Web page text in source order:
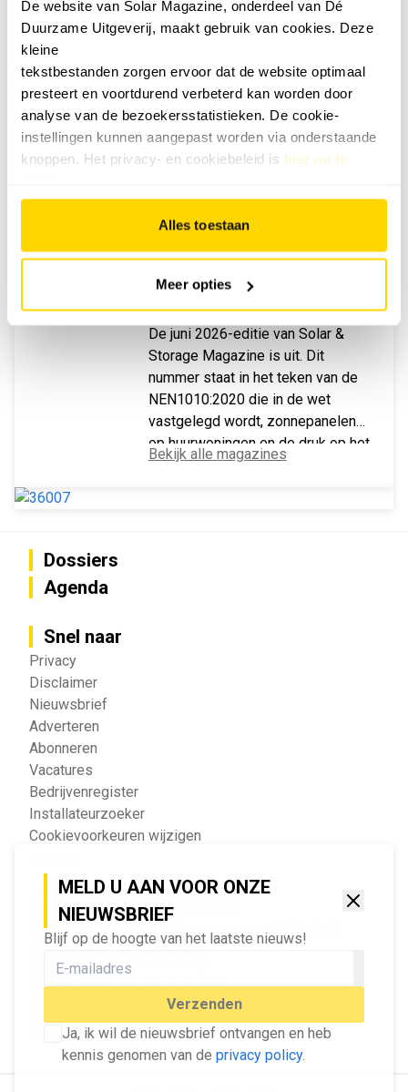
De website van Solar Magazine, onderdeel van Dé
Duurzame Uitgeverij, maakt gebruik van cookies. Deze
kleine
tekstbestanden zorgen ervoor dat de website optimaal
presteert en voortdurend verbeterd kan worden door
analyse van de bezoekersstatistieken. De cookie-
instellingen kunnen aangepast worden via onderstaande
knoppen. Het privacy- en cookiebeleid is hier na te
Alles toestaan
Meer opties
MELD U AAN VOOR ONZE
NIEUWSBRIEF
Blijf op de hoogte van het laatste nieuws!
Verzenden
Ja, ik wil de nieuwsbrief ontvangen en heb
kennis genomen van de privacy policy.
Verzenden
MEEST GELEZEN
VACATURES
NU IN HET TIJDSCHRIFT
De juni 2026-editie van Solar &
Storage Magazine is uit. Dit
nummer staat in het teken van de
NEN1010:2020 die in de wet
vastgelegd wordt, zonnepanelen
op huurwoningen en de druk op het
Vlaamse stroomnet.
Bekijk alle magazines
Dossiers
Agenda
Snel naar
Privacy
Disclaimer
Nieuwsbrief
Adverteren
Abonneren
Vacatures
Bedrijvenregister
Installateurzoeker
Cookievoorkeuren wijzigen
Geef ons feedback
Vertel ons wat je van onze website vindt.
Geef tips aan ons door.
Adverteren
Bekijk hier de mogelijkheden.